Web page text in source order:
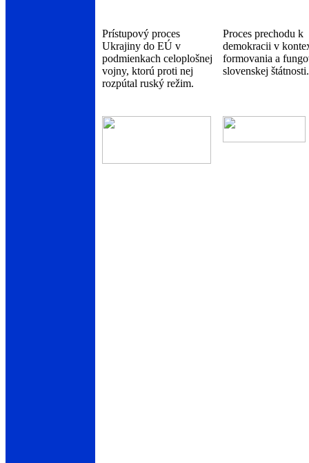
Prístupový proces
Ukrajiny do EÚ v
podmienkach celoplošnej
vojny, ktorú proti nej
rozpútal ruský režim.
Proces prechodu k
demokracii v
formovania a
slovenskej štátnosti.